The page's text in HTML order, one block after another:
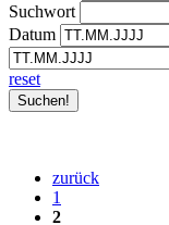
Suchwort
Datum
reset
zurück
1
2